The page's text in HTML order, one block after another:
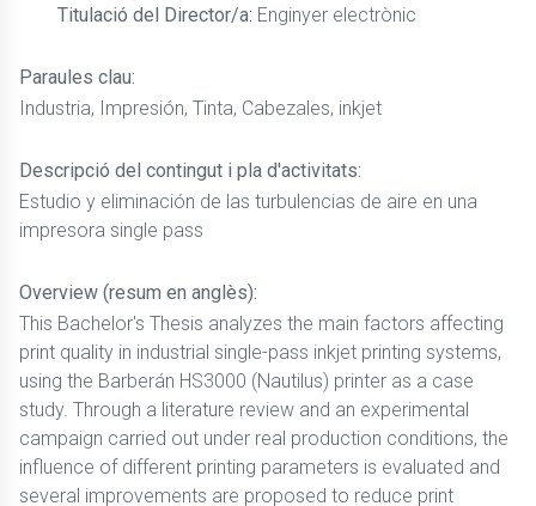
Titulació del Director/a: Enginyer electrònic
Paraules clau:
Industria, Impresión, Tinta, Cabezales, inkjet
Descripció del contingut i pla d'activitats:
Estudio y eliminación de las turbulencias de aire en una
impresora single pass
Overview (resum en anglès):
This Bachelor's Thesis analyzes the main factors affecting
print quality in industrial single-pass inkjet printing systems,
using the Barberán HS3000 (Nautilus) printer as a case
study. Through a literature review and an experimental
campaign carried out under real production conditions, the
influence of different printing parameters is evaluated and
several improvements are proposed to reduce print